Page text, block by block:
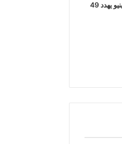
برنامج الأغذية العالمي: النينيو يهدد 49